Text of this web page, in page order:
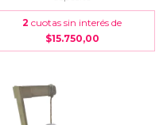
2 cuotas sin interés de
$15.750,00